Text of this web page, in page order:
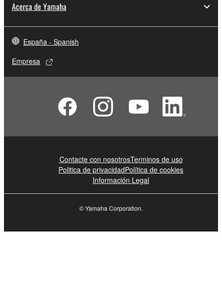
Acerca de Yamaha
España - Spanish
Empresa
Contacte con nosotrosTerminos de uso
Politica de privacidadPolítica de cookies
Información Legal
© Yamaha Corporation.